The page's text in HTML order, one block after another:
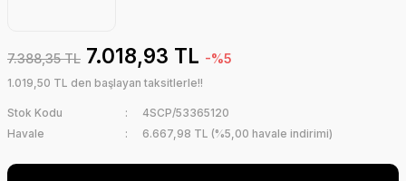
7.388,35 TL 7.018,93 TL -%5
1.019,50 TL den başlayan taksitlerle!!
Stok Kodu
4SCP/53365120
Havale
6.667,98 TL (%5,00 havale indirimi)